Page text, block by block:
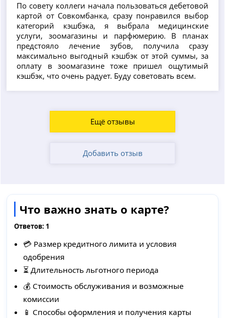
По совету коллеги начала пользоваться дебетовой
картой от Совкомбанка, сразу понравился выбор
категорий кэшбэка, я выбрала медицинские
услуги, зоомагазины и парфюмерию. В планах
предстояло лечение зубов, получила сразу
максимально выгодный кэшбэк от этой суммы, за
оплату в зоомагазине тоже пришел ощутимый
кэшбэк, что очень радует. Буду советовать всем.
Ещё отзывы
Добавить отзыв
Что важно знать о карте?
Ответов: 1
💳 Размер кредитного лимита и условия
одобрения
⏳ Длительность льготного периода
💰 Стоимость обслуживания и возможные
комиссии
📱 Способы оформления и получения карты